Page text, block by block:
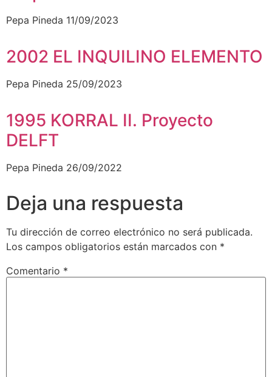
Pepa Pineda 11/09/2023
2002 EL INQUILINO ELEMENTO
Pepa Pineda 25/09/2023
1995 KORRAL II. Proyecto
DELFT
Pepa Pineda 26/09/2022
Deja una respuesta
Tu dirección de correo electrónico no será publicada.
Los campos obligatorios están marcados con *
Comentario *